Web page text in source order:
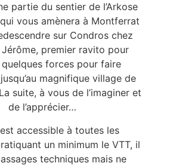
partie du sentier de l’Arkose
vous amènera à Montferrat
sur Condros chez
premier ravito pour
forces pour faire
jusqu’au magnifique village de
La suite, à vous de l’imaginer et
de l’apprécier…
accessible à toutes les
un minimum le VTT, il
techniques mais ne